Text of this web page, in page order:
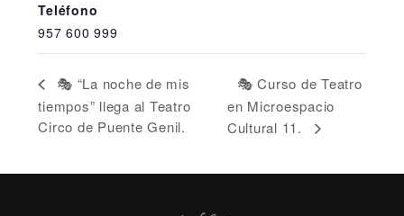
Teléfono
957 600 999
🎭 “La noche de mis
tiempos” llega al Teatro
Circo de Puente Genil.
🎭 Curso de Teatro
en Microespacio
Cultural 11.